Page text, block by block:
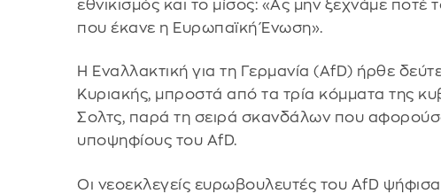
εθνικισμός και το μίσος: «Ας μην ξεχνάμε
που έκανε η Ευρωπαϊκή Ένωση».
Η Εναλλακτική για τη Γερμανία (AfD) ήρθε
Κυριακής, μπροστά από τα τρία κόμματα της
Σολτς, παρά τη σειρά σκανδάλων που
υποψηφίους του AfD.
Οι νεοεκλεγείς ευρωβουλευτές του AfD